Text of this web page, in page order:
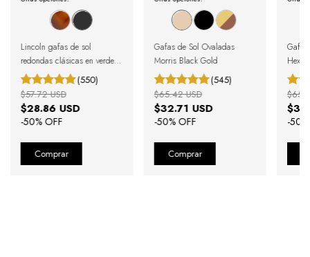
Lincoln gafas de sol
redondas clásicas en verde y
negro
(550)
$28.86 USD
-50% OFF
$57.72 USD
Gafas de Sol Ovaladas
Morris Black Gold
(545)
$32.71 USD
-50% OFF
$65.42 USD
Black
-50